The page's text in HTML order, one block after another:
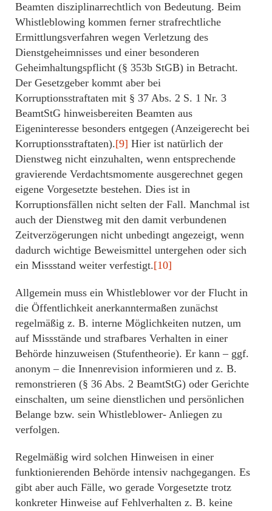
Beamten disziplinarrechtlich von Bedeutung. Beim
Whistleblowing kommen ferner strafrechtliche
Ermittlungsverfahren wegen Verletzung des
Dienstgeheimnisses und einer besonderen
Geheimhaltungspflicht (§ 353b StGB) in Betracht.
Der Gesetzgeber kommt aber bei
Korruptionsstraftaten mit § 37 Abs. 2 S. 1 Nr. 3
BeamtStG hinweisbereiten Beamten aus
Eigeninteresse besonders entgegen (Anzeigerecht bei
Korruptionsstraftaten).[9] Hier ist natürlich der
Dienstweg nicht einzuhalten, wenn entsprechende
gravierende Verdachtsmomente ausgerechnet gegen
eigene Vorgesetzte bestehen. Dies ist in
Korruptionsfällen nicht selten der Fall. Manchmal ist
auch der Dienstweg mit den damit verbundenen
Zeitverzögerungen nicht unbedingt angezeigt, wenn
dadurch wichtige Beweismittel untergehen oder sich
ein Missstand weiter verfestigt.[10]
Allgemein muss ein Whistleblower vor der Flucht in
die Öffentlichkeit anerkanntermaßen zunächst
regelmäßig z. B. interne Möglichkeiten nutzen, um
auf Missstände und strafbares Verhalten in einer
Behörde hinzuweisen (Stufentheorie). Er kann – ggf.
anonym – die Innenrevision informieren und z. B.
remonstrieren (§ 36 Abs. 2 BeamtStG) oder Gerichte
einschalten, um seine dienstlichen und persönlichen
Belange bzw. sein Whistleblower- Anliegen zu
verfolgen.
Regelmäßig wird solchen Hinweisen in einer
funktionierenden Behörde intensiv nachgegangen. Es
gibt aber auch Fälle, wo gerade Vorgesetzte trotz
konkreter Hinweise auf Fehlverhalten z. B. keine